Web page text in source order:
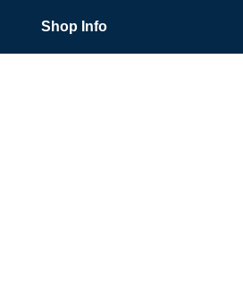
Shop Info